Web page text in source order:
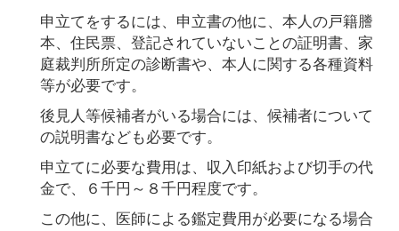
申立てをするには、申立書の他に、本人の戸籍謄
本、住民票、登記されていないことの証明書、家
庭裁判所所定の診断書や、本人に関する各種資料
等が必要です。
後見人等候補者がいる場合には、候補者について
の説明書なども必要です。
申立てに必要な費用は、収入印紙および切手の代
金で、６千円～８千円程度です。
この他に、医師による鑑定費用が必要になる場合